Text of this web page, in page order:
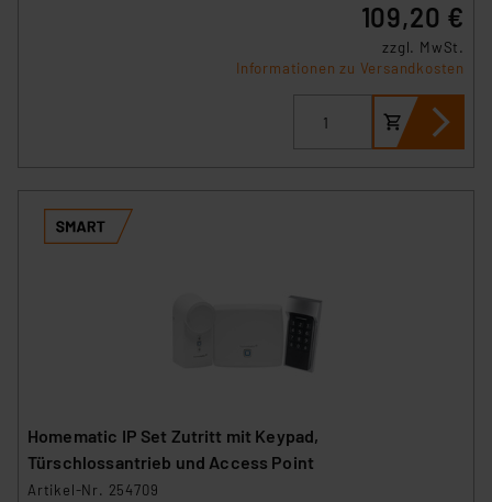
109,20 €
zzgl. MwSt.
Informationen zu Versandkosten
Homematic IP Set Zutritt mit Keypad,
Türschlossantrieb und Access Point
Artikel-Nr. 254709